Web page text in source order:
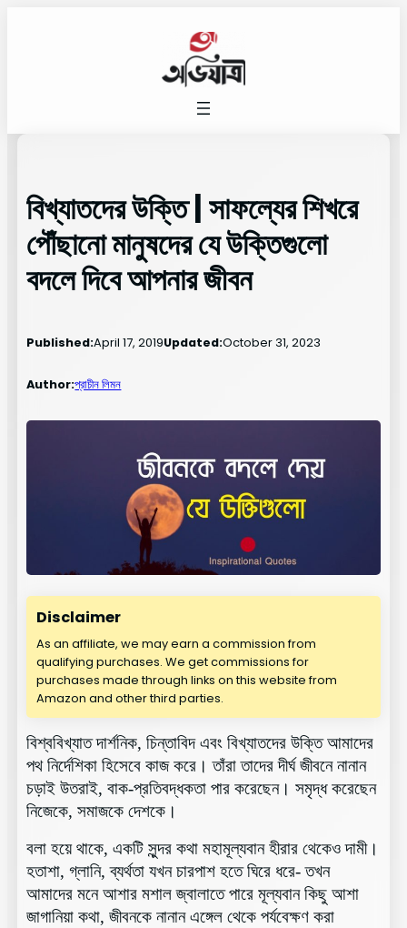
বিখ্যাতদের উক্তি | সাফল্যের শিখরে
পৌঁছানো মানুষদের যে উক্তিগুলো
বদলে দিবে আপনার জীবন
Published:April 17, 2019Updated:October 31, 2023
Author:প্রাচীন লিমন
Disclaimer
As an affiliate, we may earn a commission from
qualifying purchases. We get commissions for
purchases made through links on this website from
Amazon and other third parties.
বিশ্ববিখ্যাত দার্শনিক, চিন্তাবিদ এবং বিখ্যাতদের উক্তি আমাদের
পথ নির্দেশিকা হিসেবে কাজ করে। তাঁরা তাদের দীর্ঘ জীবনে নানান
চড়াই উতরাই, বাক-প্রতিবদ্ধকতা পার করেছেন। সমৃদ্ধ করেছেন
নিজেকে, সমাজকে দেশকে।
বলা হয়ে থাকে, একটি সুন্দর কথা মহামূল্যবান হীরার থেকেও দামী।
হতাশা, গ্লানি, ব্যর্থতা যখন চারপাশ হতে ঘিরে ধরে- তখন
আমাদের মনে আশার মশাল জ্বালাতে পারে মূল্যবান কিছু আশা
জাগানিয়া কথা, জীবনকে নানান এঙ্গেল থেকে পর্যবেক্ষণ করা